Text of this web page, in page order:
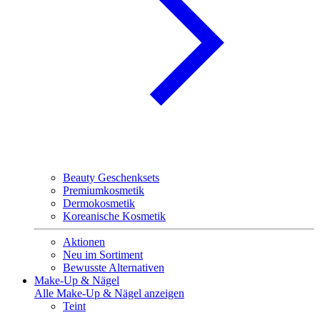
Beauty Geschenksets
Premiumkosmetik
Dermokosmetik
Koreanische Kosmetik
Aktionen
Neu im Sortiment
Bewusste Alternativen
Make-Up & Nägel
Alle Make-Up & Nägel anzeigen
Teint